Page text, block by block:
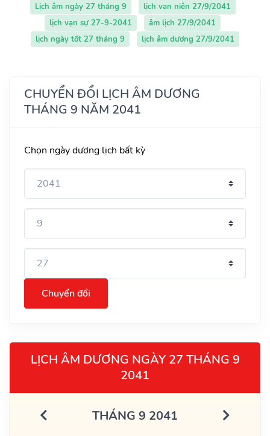
Lịch âm ngày 27 tháng 9
lịch vạn niên 27/9/2041
lịch vạn sự 27-9-2041
âm lịch 27/9/2041
lịch ngày tốt 27 tháng 9
lịch âm dương 27/9/2041
CHUYỂN ĐỔI LỊCH ÂM DƯƠNG
THÁNG 9 NĂM 2041
Chọn ngày dương lịch bất kỳ
Chuyển đổi
LỊCH ÂM DƯƠNG NGÀY 27 THÁNG 9
2041
THÁNG 9 2041